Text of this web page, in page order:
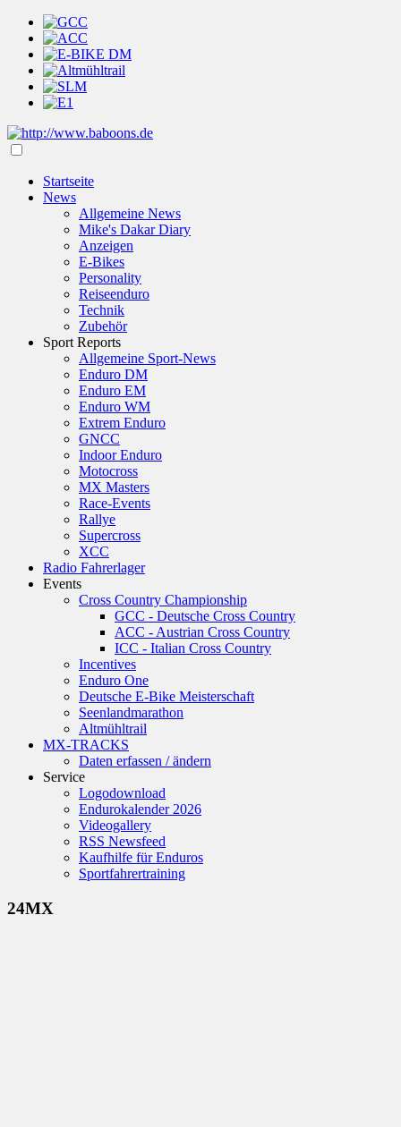
Startseite
News
Allgemeine News
Mike's Dakar Diary
Anzeigen
E-Bikes
Personality
Reiseenduro
Technik
Zubehör
Sport Reports
Allgemeine Sport-News
Enduro DM
Enduro EM
Enduro WM
Extrem Enduro
GNCC
Indoor Enduro
Motocross
MX Masters
Race-Events
Rallye
Supercross
XCC
Radio Fahrerlager
Events
Cross Country Championship
GCC - Deutsche Cross Country
ACC - Austrian Cross Country
ICC - Italian Cross Country
Incentives
Enduro One
Deutsche E-Bike Meisterschaft
Seenlandmarathon
Altmühltrail
MX-TRACKS
Daten erfassen / ändern
Service
Logodownload
Endurokalender 2026
Videogallery
RSS Newsfeed
Kaufhilfe für Enduros
Sportfahrertraining
24MX